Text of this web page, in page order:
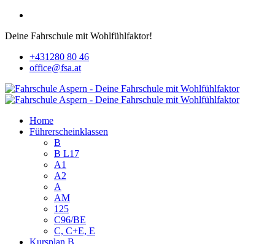
Deine Fahrschule mit Wohlfühlfaktor!
+431280 80 46
office@fsa.at
Home
Führerscheinklassen
B
B L17
A1
A2
A
AM
125
C96/BE
C, C+E, E
Kursplan B